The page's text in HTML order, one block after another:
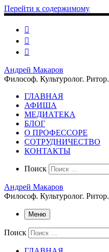
Перейти к содержимому
Андрей Макаров
Философ. Культуролог. Ритор.
ГЛАВНАЯ
АФИША
МЕДИАТЕКА
БЛОГ
О ПРОФЕССОРЕ
СОТРУДНИЧЕСТВО
КОНТАКТЫ
Search
Поиск
Андрей Макаров
Философ. Культуролог. Ритор.
Меню
Поиск